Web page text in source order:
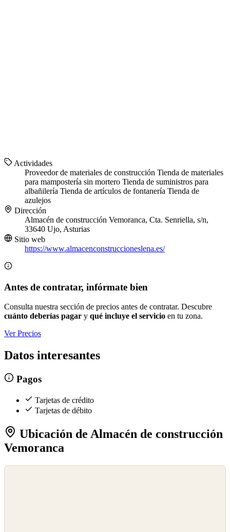
Actividades
Proveedor de materiales de construcción Tienda de materiales
para mampostería sin mortero Tienda de suministros para
albañilería Tienda de artículos de fontanería Tienda de
azulejos
Dirección
Almacén de construcción Vemoranca, Cta. Senriella, s/n,
33640 Ujo, Asturias
Sitio web
https://www.almacenconstruccioneslena.es/
Antes de contratar, infórmate bien
Consulta nuestra sección de precios antes de contratar. Descubre
cuánto deberías pagar y qué incluye el servicio en tu zona.
Ver Precios
Datos interesantes
Pagos
Tarjetas de crédito
Tarjetas de débito
Ubicación de Almacén de construcción
Vemoranca